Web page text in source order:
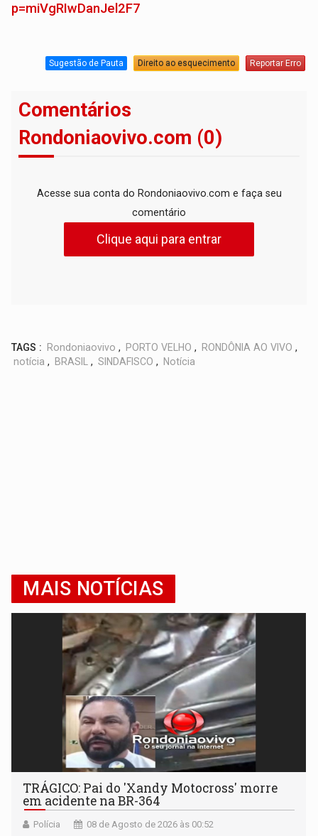
p=miVgRIwDanJel2F7
Sugestão de Pauta Direito ao esquecimento Reportar Erro
Comentários
Rondoniaovivo.com (0)
Acesse sua conta do Rondoniaovivo.com e faça seu
comentário
Clique aqui para entrar
TAGS : Rondoniaovivo , PORTO VELHO , RONDÔNIA AO VIVO ,
notícia , BRASIL , SINDAFISCO , Notícia
MAIS NOTÍCIAS
TRÁGICO: Pai do 'Xandy Motocross' morre
em acidente na BR-364
Polícia 08 de Agosto de 2026 às 00:52